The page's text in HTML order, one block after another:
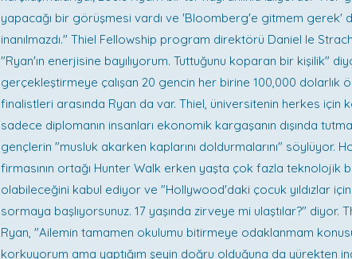
yapacağı bir görüşmesi vardı ve 'Bloomberg'e gitmem gerek'
inanılmazdı." Thiel Fellowship program direktörü Daniel le
"Ryan'ın enerjisine bayılıyorum. Tuttuğunu koparan bir kişilik"
gerçekleştirmeye çalışan 20 gencin her birine 100,000 dolarlık
finalistleri arasında Ryan da var. Thiel, üniversitenin herkes için
sadece diplomanın insanları ekonomik kargaşanın dışında
gençlerin "musluk akarken kaplarını doldurmalarını" söylüyor.
firmasının ortağı Hunter Walk erken yaşta çok fazla teknolojik
olabileceğini kabul ediyor ve "Hollywood'daki çocuk yıldızlar için
sormaya başlıyorsunuz. 17 yaşında zirveye mi ulaştılar?" diyor.
Ryan, "Ailemin tamamen okulumu bitirmeye odaklanmam
korkuyorum ama yaptığım şeyin doğru olduğuna da yürekten